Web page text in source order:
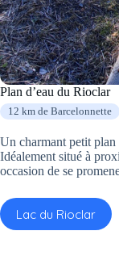
Plan d’eau du Rioclar
12 km de Barcelonnette
Un charmant petit plan
Idéalement situé à
occasion de se
Lac du Rioclar